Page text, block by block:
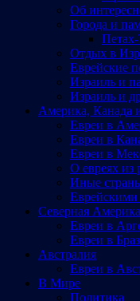
Об
Города и
Отдых в
Еврейские
Израиль и
Израиль и
Америка, Канада
Евреи в
Евреи в
Евреи в
О евреях из
Иные
Северная Америка
Евреи в
Евреи в
Австралия
Евреи в
В Мире
Политика